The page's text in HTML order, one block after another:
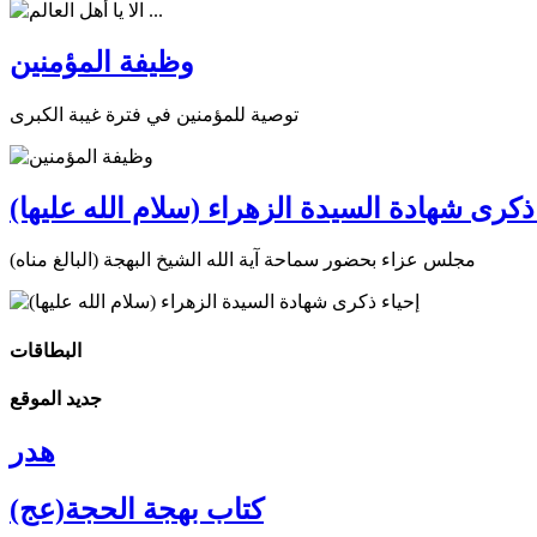
وظيفة المؤمنين
توصية للمؤمنين في فترة غيبة الكبرى
ذكرى شهادة السيدة الزهراء (سلام الله عليها)
مجلس عزاء بحضور سماحة آية الله الشيخ البهجة (البالغ مناه)
البطاقات
جديد الموقع
هدر
كتاب بهجة الحجة(عج)